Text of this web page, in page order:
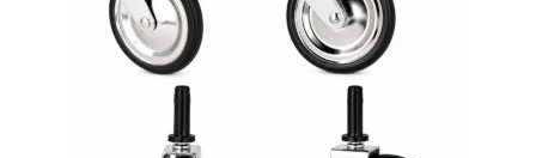
Transporte marítimo